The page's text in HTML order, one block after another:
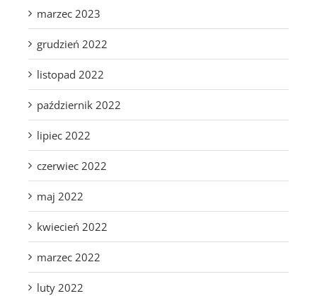
marzec 2023
grudzień 2022
listopad 2022
październik 2022
lipiec 2022
czerwiec 2022
maj 2022
kwiecień 2022
marzec 2022
luty 2022